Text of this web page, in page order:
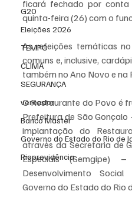
G20
Eleições 2026
TEMPO
CLIMA
SEGURANÇA
vereador
Banco Master
Governo do Estado do Rio de
Rioprevidência
ficará fechado por
quinta-feira (26) com o
As refeições temáticas
comuns e, inclusive,
também no Ano Novo e na
O Restaurante do Povo é
Prefeitura de São
implantação do
através da Secretaria de
Especiais (Semgipe)
Desenvolvimento
Governo do Estado do Rio